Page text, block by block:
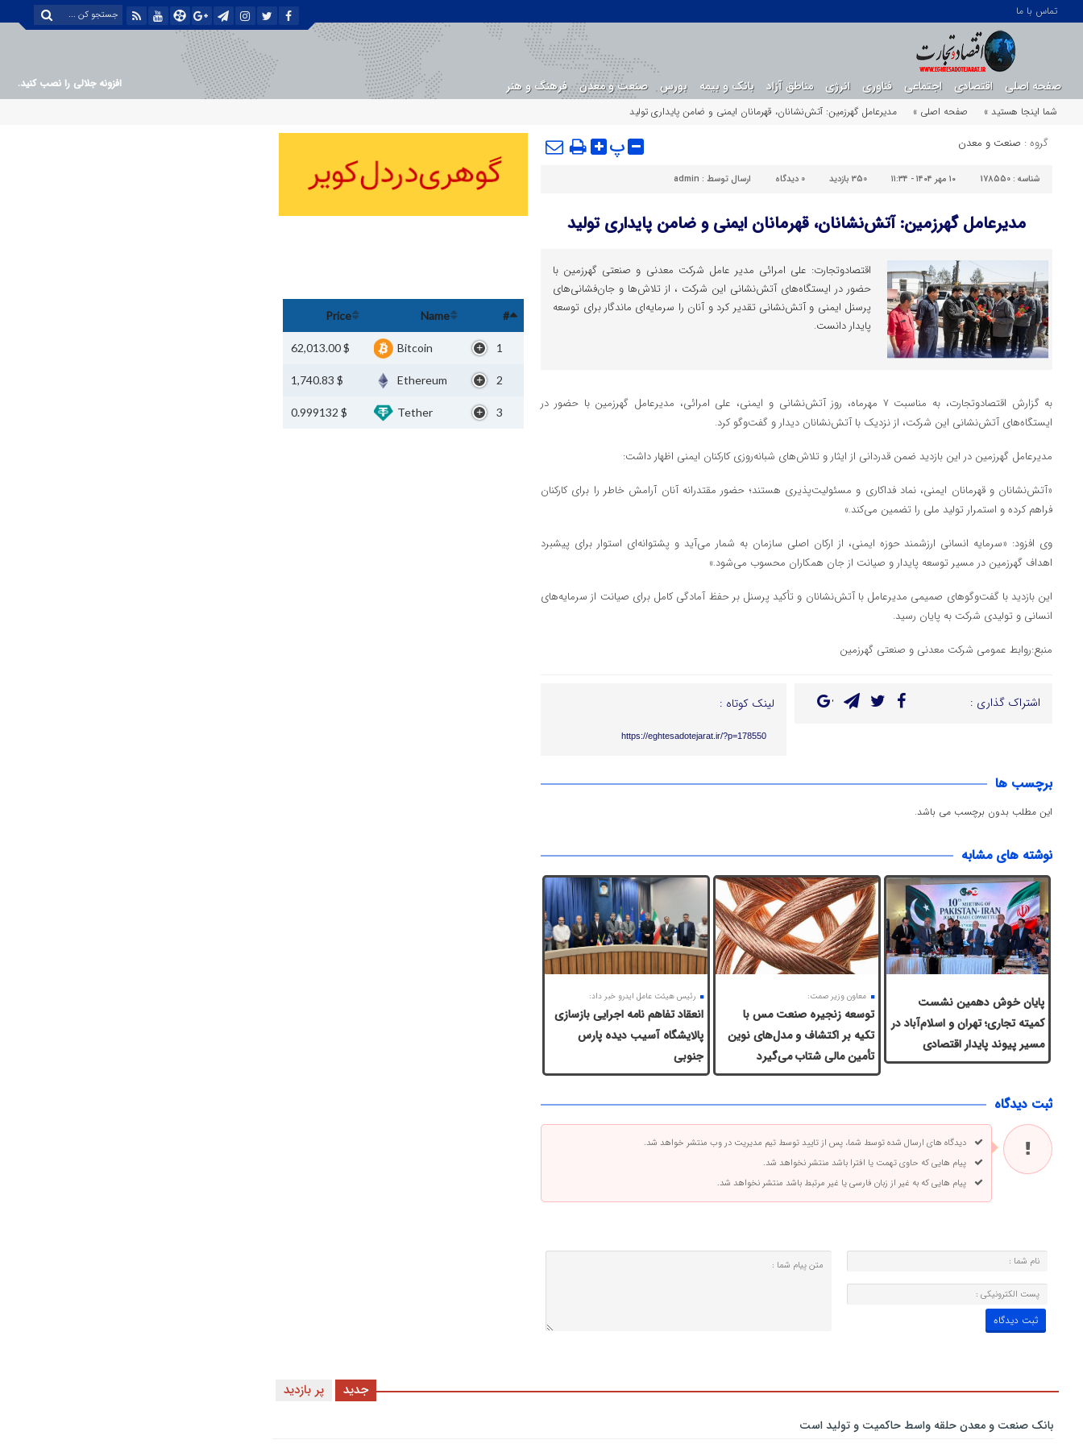
تماس با ما
صفحه اصلی اقتصادی اجتماعی فناوری انرژی مناطق آزاد بانک و بیمه بورس صنعت و معدن فرهنگ و هنر
افزونه جلالی را نصب کنید.
شما اینجا هستید »
صفحه اصلی » مدیرعامل گهرزمین: آتش‌نشانان، قهرمانان ایمنی و ضامن پایداری تولید
گروه : صنعت و معدن پ
شناسه : 178550 ۱۰ مهر ۱۴۰۴ - ۱۱:۳۴ 350 بازدید 0 دیدگاه ارسال توسط : admin
مدیرعامل گهرزمین: آتش‌نشانان، قهرمانان ایمنی و ضامن پایداری تولید
اقتصادوتجارت: علی امرائی مدیر عامل شرکت معدنی و صنعتی گهرزمین با
حضور در ایستگاه‌های آتش‌نشانی این شرکت ، از تلاش‌ها و جان‌فشانی‌های
پرسنل ایمنی و آتش‌نشانی تقدیر کرد و آنان را سرمایه‌ای ماندگار برای توسعه
پایدار دانست.
به گزارش اقتصادوتجارت، به مناسبت ۷ مهرماه، روز آتش‌نشانی و ایمنی، علی امرائی، مدیرعامل گهرزمین با حضور در
ایستگاه‌های آتش‌نشانی این شرکت، از نزدیک با آتش‌نشانان دیدار و گفت‌وگو کرد.
مدیرعامل گهرزمین در این بازدید ضمن قدردانی از ایثار و تلاش‌های شبانه‌روزی کارکنان ایمنی اظهار داشت:
«آتش‌نشانان و قهرمانان ایمنی، نماد فداکاری و مسئولیت‌پذیری هستند؛ حضور مقتدرانه آنان آرامش خاطر را برای کارکنان
فراهم کرده و استمرار تولید ملی را تضمین می‌کند.»
وی افزود: «سرمایه انسانی ارزشمند حوزه ایمنی، از ارکان اصلی سازمان به شمار می‌آید و پشتوانه‌ای استوار برای پیشبرد
اهداف گهرزمین در مسیر توسعه پایدار و صیانت از جان همکاران محسوب می‌شود.»
این بازدید با گفت‌وگوهای صمیمی مدیرعامل با آتش‌نشانان و تأکید پرسنل بر حفظ آمادگی کامل برای صیانت از سرمایه‌های
انسانی و تولیدی شرکت به پایان رسید.
منبع:روابط عمومی شرکت معدنی و صنعتی گهرزمین
اشتراک گذاری : لینک کوتاه :
https://eghtesadotejarat.ir/?p=178550
برچسب ها
این مطلب بدون برچسب می باشد.
نوشته های مشابه
پایان خوش دهمین نشست
کمیته تجاری؛ تهران و اسلام‌آباد در
مسیر پیوند پایدار اقتصادی
معاون وزیر صمت:
توسعه زنجیره صنعت مس با
تکیه بر اکتشاف و مدل‌های نوین
تأمین مالی شتاب می‌گیرد
رئیس هیئت عامل ایدرو خبر داد:
انعقاد تفاهم نامه اجرایی بازسازی
پالایشگاه آسیب دیده پارس
جنوبی
ثبت دیدگاه
دیدگاه های ارسال شده توسط شما، پس از تایید توسط تیم مدیریت در وب منتشر خواهد شد.
پیام هایی که حاوی تهمت یا افترا باشد منتشر نخواهد شد.
پیام هایی که به غیر از زبان فارسی یا غیر مرتبط باشد منتشر نخواهد شد.
#
Name
Price
1
Bitcoin
$ 62,013.00
2
Ethereum
$ 1,740.83
3
Tether
$ 0.999132
پر بازدید جدید
بانك صنعت و معدن حلقه واسط حاكمیت و تولید است